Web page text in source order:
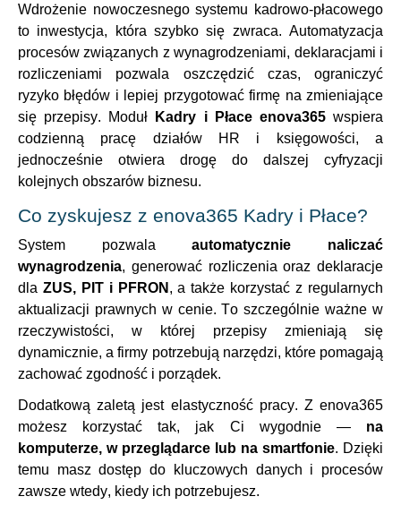
Wdrożenie nowoczesnego systemu kadrowo-płacowego
to inwestycja, która szybko się zwraca. Automatyzacja
procesów związanych z wynagrodzeniami, deklaracjami i
rozliczeniami pozwala oszczędzić czas, ograniczyć
ryzyko błędów i lepiej przygotować firmę na zmieniające
się przepisy. Moduł
Kadry i Płace enova365wspiera
codzienną pracę działów HR i księgowości, a
jednocześnie otwiera drogę do dalszej cyfryzacji
kolejnych obszarów biznesu.
Co zyskujesz z enova365 Kadry i Płace?
System pozwalaautomatycznie naliczać
wynagrodzenia, generować rozliczenia oraz deklaracje
dla ZUS, PIT i PFRON , a także korzystać z regularnych
aktualizacji prawnych w cenie. To szczególnie ważne w
rzeczywistości, w której przepisy zmieniają się
dynamicznie, a firmy potrzebują narzędzi, które pomagają
zachować zgodność i porządek.
Dodatkową zaletą jest elastyczność pracy. Z enova365
możesz korzystać tak, jak Ci wygodnie — na
komputerze, w przeglądarce lub na smartfonie. Dzięki
temu masz dostęp do kluczowych danych i procesów
zawsze wtedy, kiedy ich potrzebujesz.